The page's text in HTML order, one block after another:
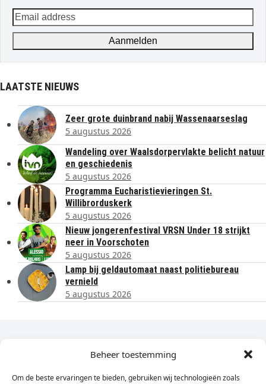
Beheer toestemming
Om de beste ervaringen te bieden, gebruiken wij technologieën zoals
Email
address
Aanmelden
LAATSTE NIEUWS
Zeer grote duinbrand nabij Wassenaarseslag
5 augustus 2026
Wandeling over Waalsdorpervlakte belicht natuur
en geschiedenis
5 augustus 2026
Programma Eucharistievieringen St.
Willibrorduskerk
5 augustus 2026
Nieuw jongerenfestival VRSN Under 18 strijkt
neer in Voorschoten
5 augustus 2026
Lamp bij geldautomaat naast politiebureau
vernield
5 augustus 2026
Dagelijks het laatste nieuws in je e-mail?
Vul